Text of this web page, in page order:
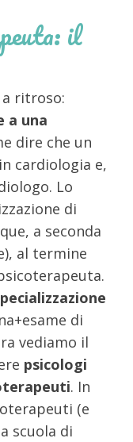
il
ritroso:
a una
dire che un
cardiologia e,
Lo
di
a seconda
al termine
di
vediamo il
psicologi
. In
(e
scuola di